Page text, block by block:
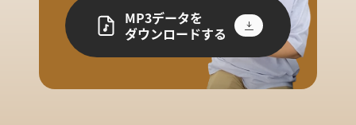
MP3データを
ダウンロードする